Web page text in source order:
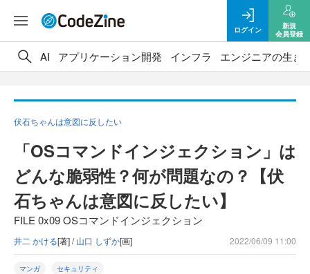
ログイン
新規
会員登録
AI アプリケーション開発 インフラ エンジニアの生き
伏石ちゃんは意図に反したい
「OSコマンドインジェクション」は
どんな脆弱性？何が問題なの？【伏
石ちゃんは意図に反したい】
FILE 0x09 OSコマンドインジェクション
井二 かける[著] /山口 しずか[画] 2022/06/09 11:00
マンガ セキュリティ